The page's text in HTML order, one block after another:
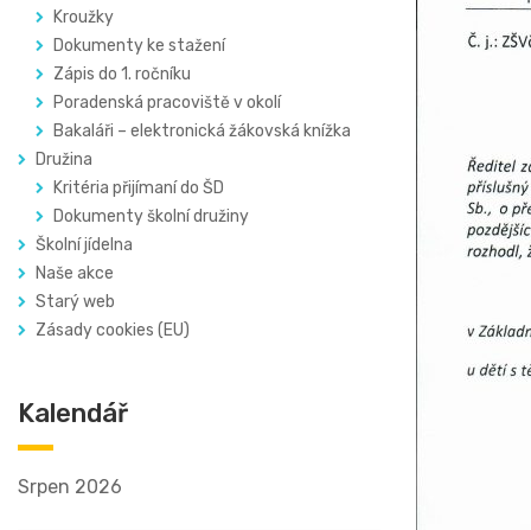
Kroužky
Dokumenty ke stažení
Zápis do 1. ročníku
Poradenská pracoviště v okolí
Bakaláři – elektronická žákovská knížka
Družina
Kritéria přijímaní do ŠD
Dokumenty školní družiny
Školní jídelna
Naše akce
Starý web
Zásady cookies (EU)
Kalendář
Srpen 2026